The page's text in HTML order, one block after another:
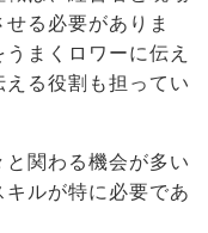
る必要がありま
まくロワーに伝え
る役割も担ってい
関わる機会が多い
ルが特に必要であ